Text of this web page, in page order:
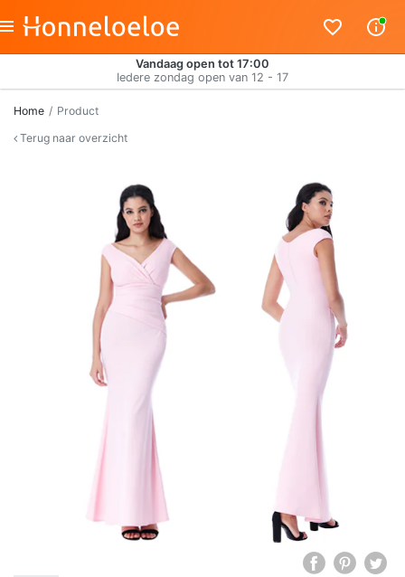
Vandaag open tot 17:00
Iedere zondag open van 12 - 17
Home
Product
Terug naar overzicht